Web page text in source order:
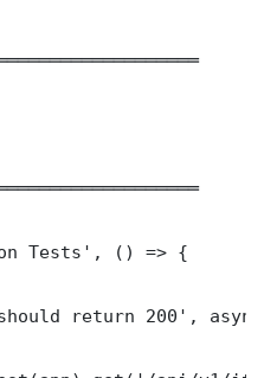
Tests', () => {
return 200',